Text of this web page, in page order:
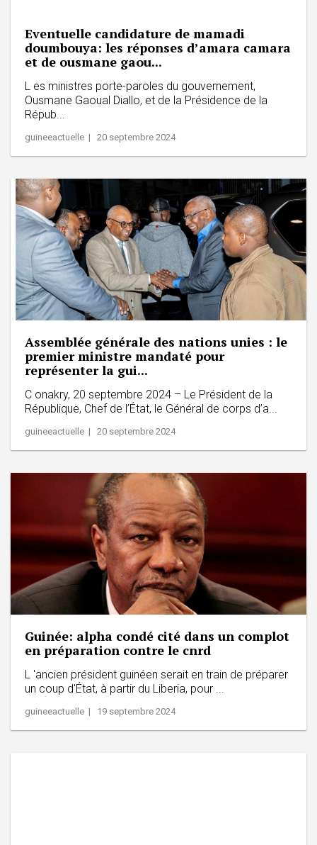
Eventuelle candidature de mamadi
doumbouya: les réponses d’amara camara
et de ousmane gaou...
L es ministres porte-paroles du gouvernement,
Ousmane Gaoual Diallo, et de la Présidence de la
Répub...
guineeactuelle | 20 septembre 2024
Assemblée générale des nations unies : le
premier ministre mandaté pour
représenter la gui...
C onakry, 20 septembre 2024 – Le Président de la
République, Chef de l’État, le Général de corps d’a...
guineeactuelle | 20 septembre 2024
Guinée: alpha condé cité dans un complot
en préparation contre le cnrd
L 'ancien président guinéen serait en train de préparer
un coup d'État, à partir du Liberia, pour ...
guineeactuelle | 19 septembre 2024